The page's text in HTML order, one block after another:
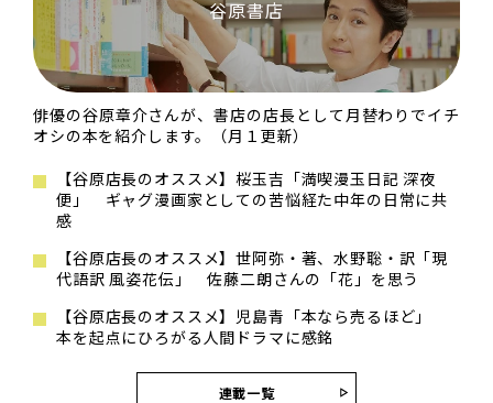
谷原書店
俳優の谷原章介さんが、書店の店長として月替わりでイチ
オシの本を紹介します。（月１更新）
【谷原店長のオススメ】桜玉吉「満喫漫玉日記 深夜
便」 ギャグ漫画家としての苦悩経た中年の日常に共
感
【谷原店長のオススメ】世阿弥・著、水野聡・訳「現
代語訳 風姿花伝」 佐藤二朗さんの「花」を思う
【谷原店長のオススメ】児島青「本なら売るほど」
本を起点にひろがる人間ドラマに感銘
連載一覧